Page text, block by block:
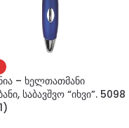
– ხელთათმანი
საბავშვო “იხვი”. 5098